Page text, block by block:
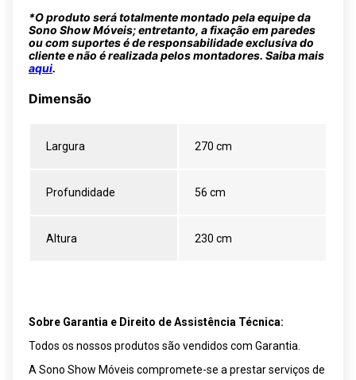
*O produto será totalmente montado pela equipe da
Sono Show Móveis; entretanto, a fixação em paredes
ou com suportes é de responsabilidade exclusiva do
cliente e não é realizada pelos montadores. Saiba mais
aqui.
Dimensão
Largura 270 cm
Profundidade 56 cm
Altura 230 cm
Sobre Garantia e Direito de Assistência Técnica:
Todos os nossos produtos são vendidos com Garantia.
A Sono Show Móveis compromete-se a prestar serviços de